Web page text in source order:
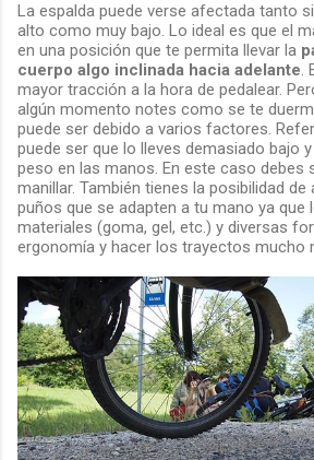
La espalda puede verse afectada tanto
alto como muy bajo. Lo ideal es que el
en una posición que te permita llevar la
cuerpo algo inclinada hacia adelante.
mayor tracción a la hora de pedalear.
algún momento notes como se te
puede ser debido a varios factores.
puede ser que lo lleves demasiado bajo
peso en las manos. En este caso debes
manillar. También tienes la posibilidad de
puños que se adapten a tu mano ya que
materiales (goma, gel, etc.) y diversas
ergonomía y hacer los trayectos mucho